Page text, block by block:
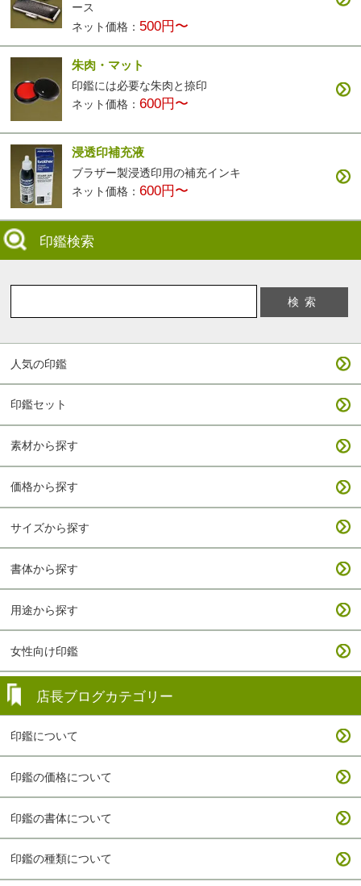
ース
ネット価格： 500円〜
朱肉・マット
印鑑には必要な朱肉と捺印
ネット価格：600円〜
浸透印補充液
ブラザー製浸透印用の補充インキ
ネット価格：600円〜
印鑑検索
人気の印鑑
印鑑セット
素材から探す
価格から探す
サイズから探す
書体から探す
用途から探す
女性向け印鑑
店長ブログカテゴリー
印鑑について
印鑑の価格について
印鑑の書体について
印鑑の種類について